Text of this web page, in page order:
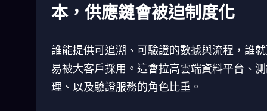
本，供應鏈會被迫制度化
誰能提供可追溯、可驗證的數據與流程，誰
易被大客戶採用。這會拉高雲端資料平台、
理、以及驗證服務的角色比重。